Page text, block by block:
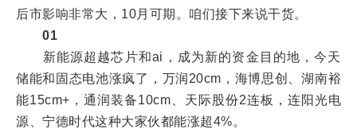
后市影响非常大，10月可期。咱们接下来说干货。
01
新能源超越芯片和ai，成为新的资金目的地，今天
储能和固态电池涨疯了，万润20cm，海博思创、湖南裕
能15cm+，通润装备10cm、天际股份2连板，连阳光电
源、宁德时代这种大家伙都能涨超4%。